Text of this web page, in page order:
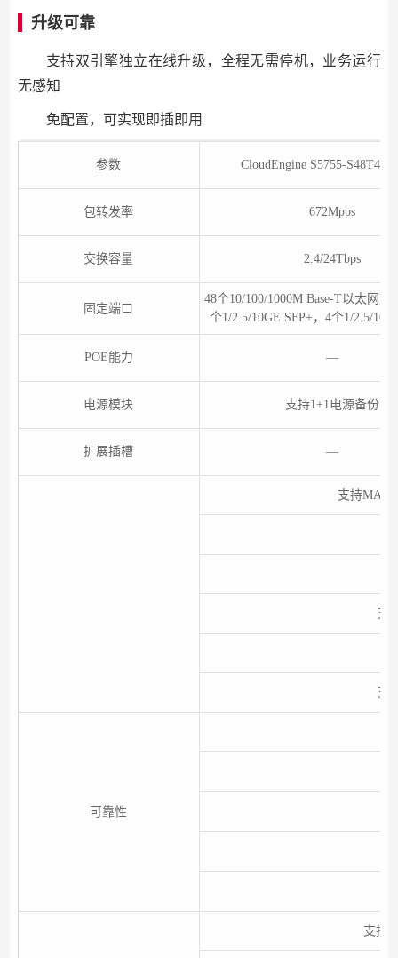
升级可靠
支持双引擎独立在线升级，全程无需停机，业务运行
无感知
免配置，可实现即插即用
参数 CloudEngine S5755-
包转发率 672Mpps
交换容量 2.4/24Tbps
固定端口
48个10/100/1000M Base-T以太网双
个1/2.5/10GE SFP+，4个1/2.5/10/
POE能力 —
电源模块 支持1+1电源备份
扩展插槽 —
支持MAC
支
支
可靠性
支持